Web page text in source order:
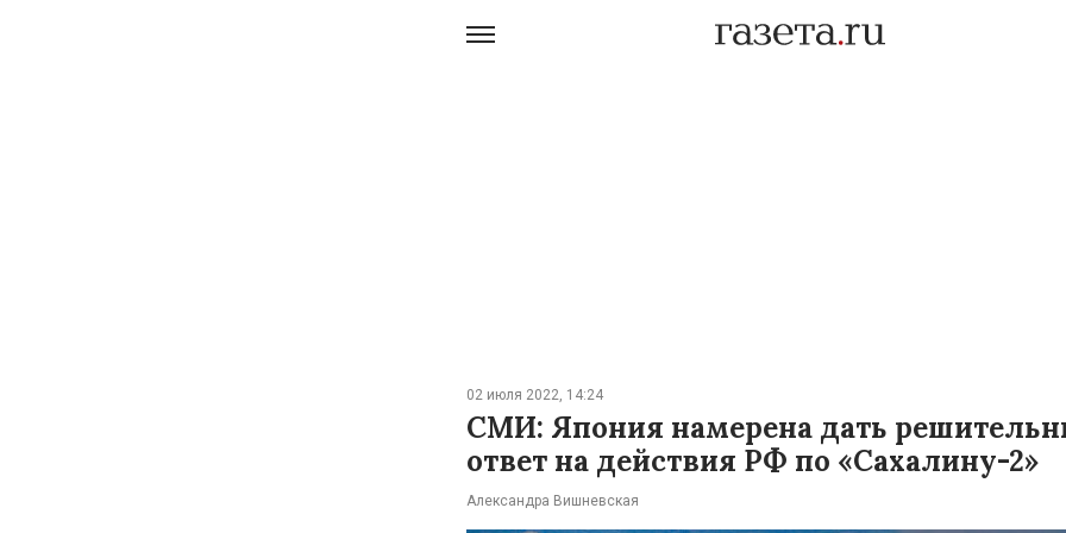
02 июля 2022, 14:24
СМИ: Япония намерена дать
ответ на действия РФ по «Сахалину-2»
Александра Вишневская